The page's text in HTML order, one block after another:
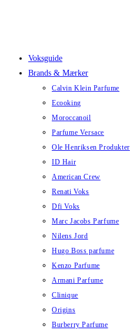
Voksguide
Brands & Mærker
Calvin Klein Parfume
Ecooking
Moroccanoil
Parfume Versace
Ole Henriksen Produkter
ID Hair
American Crew
Renati Voks
Dfi Voks
Marc Jacobs Parfume
Nilens Jord
Hugo Boss parfume
Kenzo Parfume
Armani Parfume
Clinique
Origins
Burberry Parfume